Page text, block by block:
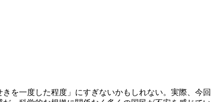
を一度した程度」にすぎないかもしれない。実際、今回